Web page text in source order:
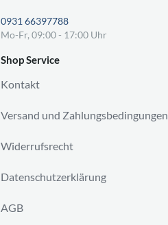
0931 66397788
Mo-Fr, 09:00 - 17:00 Uhr
Shop Service
Kontakt
Versand und Zahlungsbedingungen
Widerrufsrecht
Datenschutzerklärung
AGB